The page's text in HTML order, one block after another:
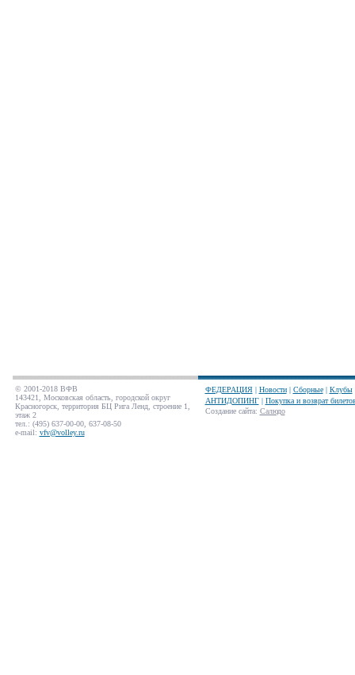
© 2001-2018 ВФВ
143421, Московская область, городской округ
Красногорск, территория БЦ Рига Ленд, строение 1,
этаж 2
тел.: (495) 637-00-00, 637-08-50
e-mail: vfv@volley.ru
ФЕДЕРАЦИЯ| Новости| Сборные| Клубы
АНТИДОПИНГ| Покупка и возврат
Создание сайта: Салюдо